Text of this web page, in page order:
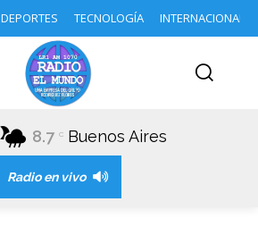
DEPORTES TECNOLOGÍA INTERNACIONAL
8.7 C Buenos Aires
Radio en vivo